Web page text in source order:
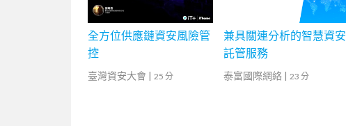
全方位供應鏈資安風險管
控
臺灣資安大會 | 25 分
兼具關連分析的智慧資安
託管服務
泰富國際網絡 | 23 分